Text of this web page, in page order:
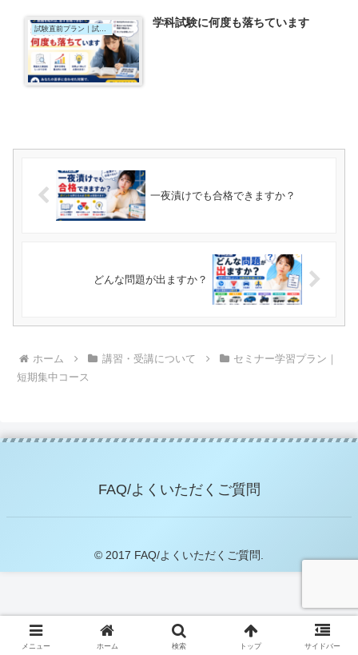
試験直前プラン｜試験直前個別指導 学科試験に何度も落ちています
一夜漬けでも合格できますか？
どんな問題が出ますか？
ホーム 講習・受講について
セミナー学習プラン｜
短期集中コース
FAQ/よくいただくご質問
© 2017 FAQ/よくいただくご質問.
メニュー ホーム 検索 トップ サイドバー